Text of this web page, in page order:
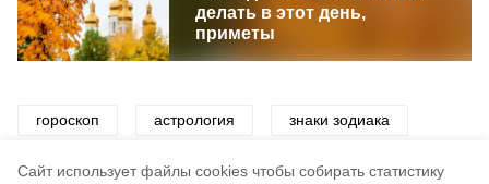
Cайт использует файлы cookies чтобы собирать статистику
делать в этот день,
приметы
гороскоп астрология знаки зодиака
звезды астрологический прогноз